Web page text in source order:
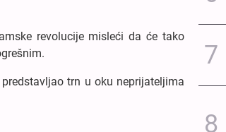
revolucije misleći da će tako
trn u oku neprijateljima